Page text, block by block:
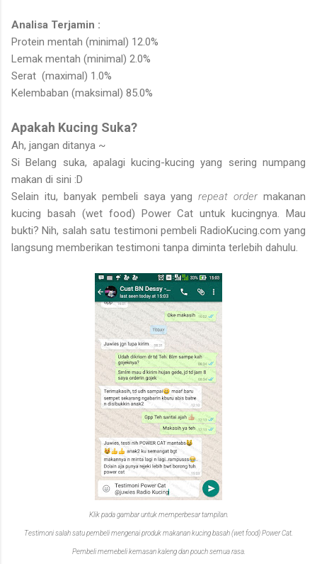
Analisa Terjamin :
Protein mentah (minimal) 12.0%
Lemak mentah (minimal) 2.0%
Serat (maximal) 1.0%
Kelembaban (maksimal) 85.0%
Apakah Kucing Suka?
Ah, jangan ditanya ~
Si Belang suka, apalagi kucing-kucing yang sering numpang
makan di sini :D
Selain itu, banyak pembeli saya yangrepeat ordermakanan
kucing basah (wet food) Power Cat untuk kucingnya. Mau
bukti? Nih, salah satu testimoni pembeli RadioKucing.com yang
langsung memberikan testimoni tanpa diminta terlebih dahulu.
Klik pada gambar untuk memperbesar tampilan.
Testimoni salah satu pembeli mengenai produk makanan kucing basah (wet food) Power Cat.
Pembeli memebeli kemasan kaleng dan pouch semua rasa.